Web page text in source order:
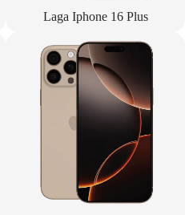
Laga Iphone 16 Plus